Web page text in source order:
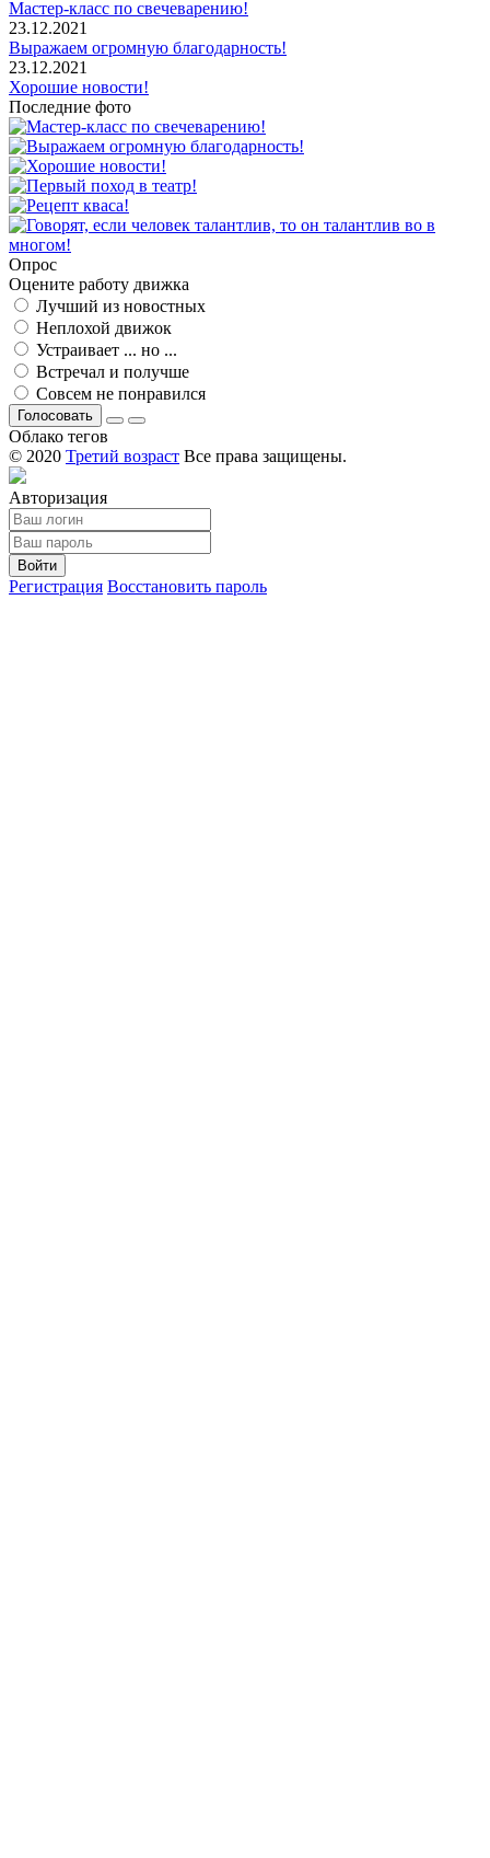
Мастер-класс по свечеварению!
23.12.2021
Выражаем огромную благодарность!
23.12.2021
Хорошие новости!
Последние фото
Опрос
Оцените работу движка
Лучший из новостных
Неплохой движок
Устраивает ... но ...
Встречал и получше
Совсем не понравился
Голосовать
Облако тегов
© 2020 Третий возраст Все права защищены.
Авторизация
Войти
Регистрация Восстановить пароль